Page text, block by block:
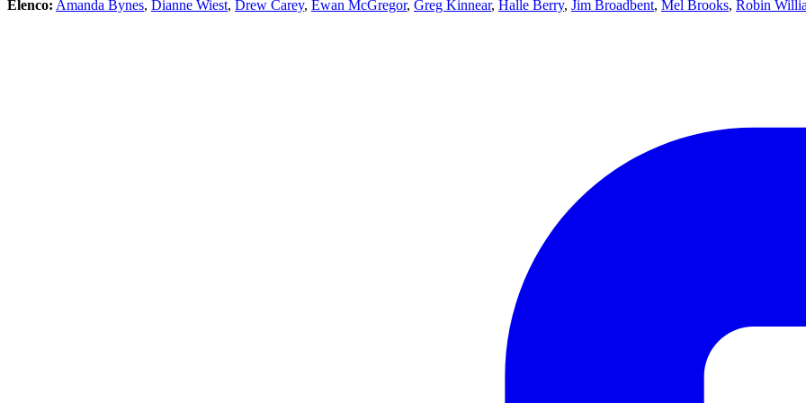
Elenco: Amanda Bynes, Dianne Wiest, Drew Carey, Ewan McGregor, Greg Kinnear, Halle Berry, Jim Broadbent, Mel Brooks, Robin